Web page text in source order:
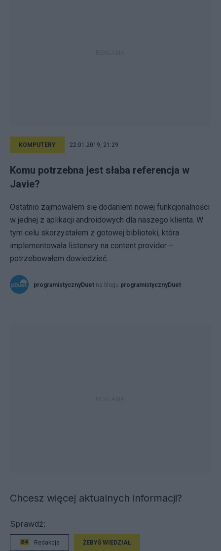
KOMPUTERY 22.01.2019, 21:29
Komu potrzebna jest słaba referencja w
Javie?
Ostatnio zajmowałem się dodaniem nowej funkcjonalności
w jednej z aplikacji androidowych dla naszego klienta. W
tym celu skorzystałem z gotowej biblioteki, która
implementowała listenery na content provider –
potrzebowałem dowiedzieć...
programistycznyDuet na blogu programistycznyDuet
Chcesz więcej aktualnych informacji?
Sprawdź:
Redakcja ŻEBYŚ WIEDZIAŁ